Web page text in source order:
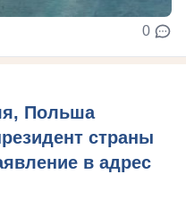
0
Польша
страны
в адрес